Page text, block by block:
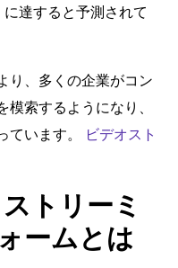
達すると予測されて
り、多くの企業がコン
索するようになり、
ています。
ビデオスト
トリーミ
ームとは